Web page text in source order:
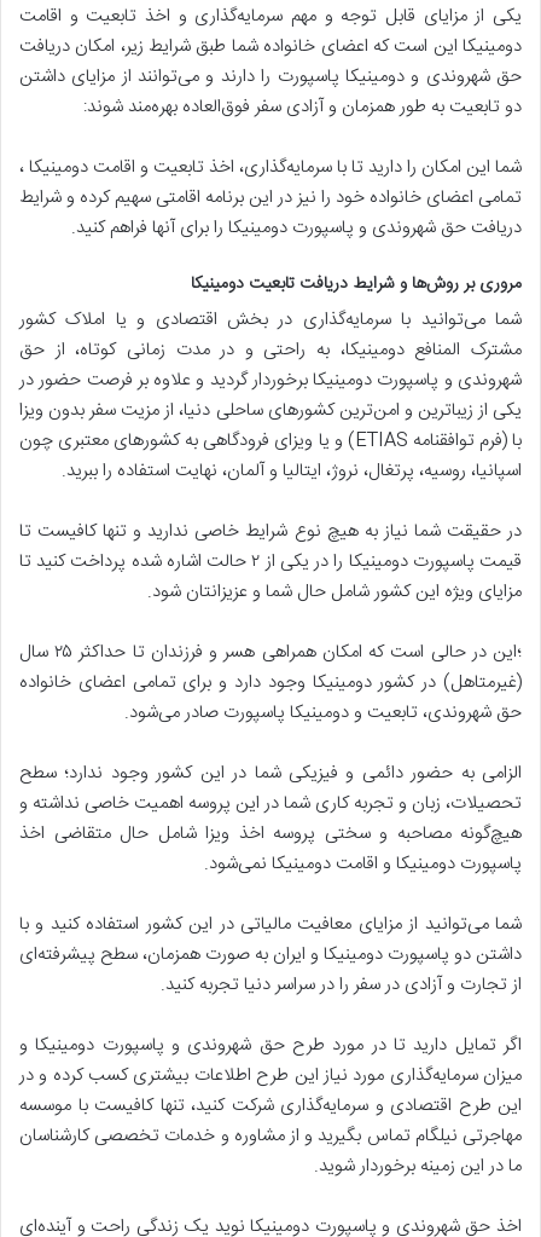
یکی از مزایای قابل توجه و مهم سرمایه‌گذاری و اخذ تابعیت و اقامت
دومینیکا این است که اعضای خانواده شما طبق شرایط زیر، امکان دریافت
حق شهروندی و دومینیکا پاسپورت را دارند و می‌توانند از مزایای داشتن
دو تابعیت به طور همزمان و آزادی سفر فوق‌العاده بهره‌مند شوند:
شما این امکان را دارید تا با سرمایه‌گذاری، اخذ تابعیت و اقامت دومینیکا ،
تمامی اعضای خانواده خود را نیز در این برنامه اقامتی سهیم کرده و شرایط
دریافت حق شهروندی و پاسپورت دومینیکا را برای آنها فراهم کنید.
مروری بر روشها و شرایط دریافت تابعیت دومینیکا
شما می‌توانید با سرمایه‌گذاری در بخش اقتصادی و یا املاک کشور
مشترک المنافع دومینیکا، به راحتی و در مدت زمانی کوتاه، از حق
شهروندی و پاسپورت دومینیکا برخوردار گردید و علاوه بر فرصت حضور در
یکی از زیباترین و امن‌ترین کشورهای ساحلی دنیا، از مزیت سفر بدون ویزا
با (فرم توافقنامه ETIAS) و یا ویزای فرودگاهی به کشورهای معتبری چون
اسپانیا، روسیه، پرتغال، نروژ، ایتالیا و آلمان، نهایت استفاده را ببرید.
در حقیقت شما نیاز به هیچ نوع شرایط خاصی ندارید و تنها کافیست تا
قیمت پاسپورت دومینیکا را در یکی از ۲ حالت اشاره شده پرداخت کنید تا
مزایای ویژه این کشور شامل حال شما و عزیزانتان شود.
؛این در حالی است که امکان همراهی هسر و فرزندان تا حداکثر ۲۵ سال
(غیرمتاهل) در کشور دومینیکا وجود دارد و برای تمامی اعضای خانواده
حق شهروندی، تابعیت و دومینیکا پاسپورت صادر می‌شود.
الزامی به حضور دائمی و فیزیکی شما در این کشور وجود ندارد؛ سطح
تحصیلات، زبان و تجربه کاری شما در این پروسه اهمیت خاصی نداشته و
هیچ‌گونه مصاحبه و سختی پروسه اخذ ویزا شامل حال متقاضی اخذ
پاسپورت دومینیکا و اقامت دومینیکا نمی‌شود.
شما می‌توانید از مزایای معافیت مالیاتی در این کشور استفاده کنید و با
داشتن دو پاسپورت دومینیکا و ایران به صورت همزمان، سطح پیشرفته‌ای
از تجارت و آزادی در سفر را در سراسر دنیا تجربه کنید.
اگر تمایل دارید تا در مورد طرح حق شهروندی و پاسپورت دومینیکا و
میزان سرمایه‌گذاری مورد نیاز این طرح اطلاعات بیشتری کسب کرده و در
این طرح اقتصادی و سرمایه‌گذاری شرکت کنید، تنها کافیست با موسسه
مهاجرتی نیلگام تماس بگیرید و از مشاوره و خدمات تخصصی کارشناسان
ما در این زمینه برخوردار شوید.
اخذ حق شهروندی و پاسپورت دومینیکا نوید یک زندگی راحت و آینده‌ای